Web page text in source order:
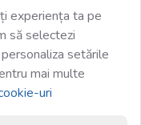
experiența ta pe
să selectezi
setările
mai multe
uri